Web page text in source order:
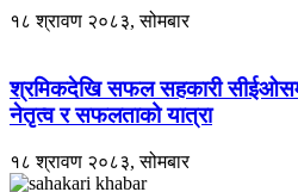
१८ श्रावण २०८३, सोमबार
श्रमिकदेखि सफल सहकारी
नेतृत्व र सफलताको यात्रा
१८ श्रावण २०८३, सोमबार